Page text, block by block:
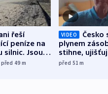
řeší
peníze na
silnic. Jsou
namítá
před 49 m
VIDEO
Česko
plynem
stihne,
expert.
před 51m